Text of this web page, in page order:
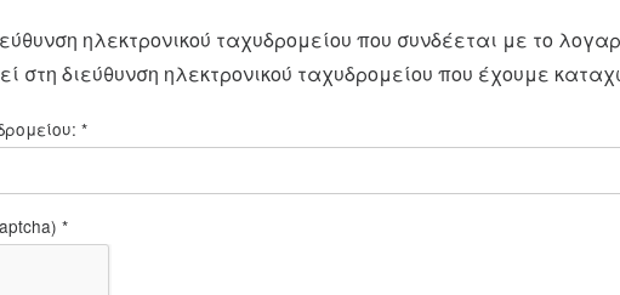
ηλεκτρονικού ταχυδρομείου που συνδέεται με το
στη διεύθυνση ηλεκτρονικού ταχυδρομείου που έχουμε
*
*